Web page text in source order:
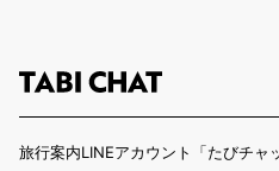
旅行案内LINEアカウント「たびチャ